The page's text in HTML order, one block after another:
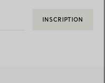
INSCRIPTION